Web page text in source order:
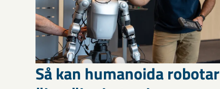
Så kan humanoida robotar